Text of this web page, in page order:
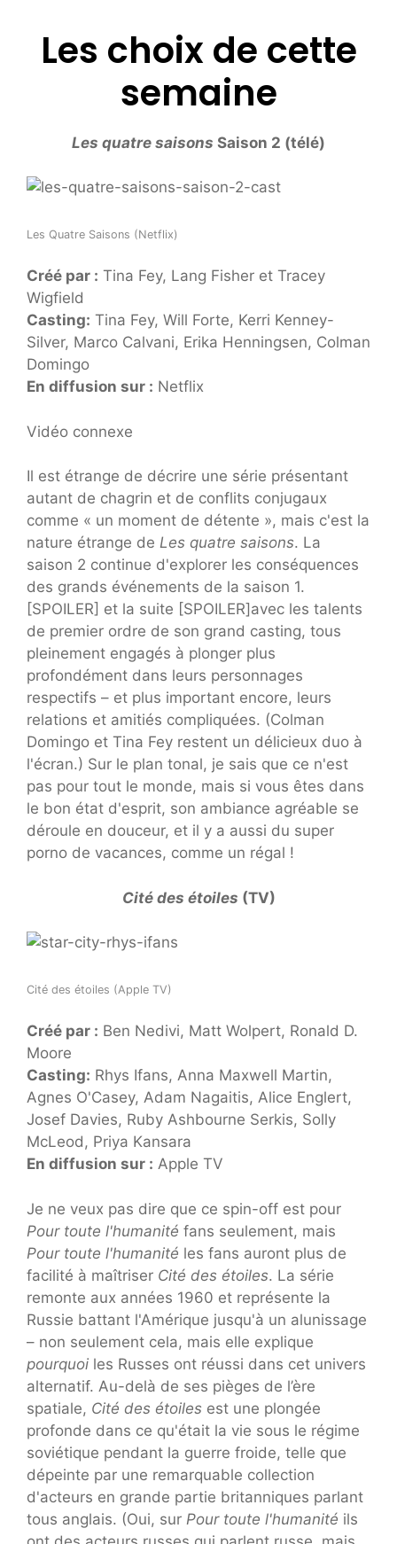
Les choix de cette
semaine
Les quatre saisons Saison 2 (télé)
Les Quatre Saisons (Netflix)
Créé par : Tina Fey, Lang Fisher et Tracey
Wigfield
Casting: Tina Fey, Will Forte, Kerri Kenney-
Silver, Marco Calvani, Erika Henningsen, Colman
Domingo
En diffusion sur : Netflix
Vidéo connexe
Il est étrange de décrire une série présentant
autant de chagrin et de conflits conjugaux
comme « un moment de détente », mais c'est la
nature étrange de Les quatre saisons. La
saison 2 continue d'explorer les conséquences
des grands événements de la saison 1.
[SPOILER] et la suite [SPOILER]avec les talents
de premier ordre de son grand casting, tous
pleinement engagés à plonger plus
profondément dans leurs personnages
respectifs – et plus important encore, leurs
relations et amitiés compliquées. (Colman
Domingo et Tina Fey restent un délicieux duo à
l'écran.) Sur le plan tonal, je sais que ce n'est
pas pour tout le monde, mais si vous êtes dans
le bon état d'esprit, son ambiance agréable se
déroule en douceur, et il y a aussi du super
porno de vacances, comme un régal !
Cité des étoiles (TV)
Cité des étoiles (Apple TV)
Créé par : Ben Nedivi, Matt Wolpert, Ronald D.
Moore
Casting: Rhys Ifans, Anna Maxwell Martin,
Agnes O'Casey, Adam Nagaitis, Alice Englert,
Josef Davies, Ruby Ashbourne Serkis, Solly
McLeod, Priya Kansara
En diffusion sur : Apple TV
Je ne veux pas dire que ce spin-off est pour
Pour toute l'humanité fans seulement, mais
Pour toute l'humanité les fans auront plus de
facilité à maîtriser Cité des étoiles. La série
remonte aux années 1960 et représente la
Russie battant l'Amérique jusqu'à un alunissage
– non seulement cela, mais elle explique
pourquoi les Russes ont réussi dans cet univers
alternatif. Au-delà de ses pièges de l’ère
spatiale, Cité des étoiles est une plongée
profonde dans ce qu'était la vie sous le régime
soviétique pendant la guerre froide, telle que
dépeinte par une remarquable collection
d'acteurs en grande partie britanniques parlant
tous anglais. (Oui, sur Pour toute l'humanité ils